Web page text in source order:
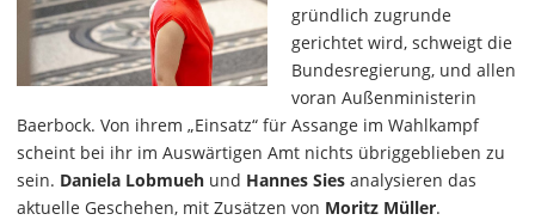
gründlich zugrunde
gerichtet wird, schweigt die
Bundesregierung, und allen
voran Außenministerin
Baerbock. Von ihrem „Einsatz“ für Assange im Wahlkampf
scheint bei ihr im Auswärtigen Amt nichts übriggeblieben zu
sein. Daniela Lobmueh und Hannes Sies analysieren das
aktuelle Geschehen, mit Zusätzen von Moritz Müller.